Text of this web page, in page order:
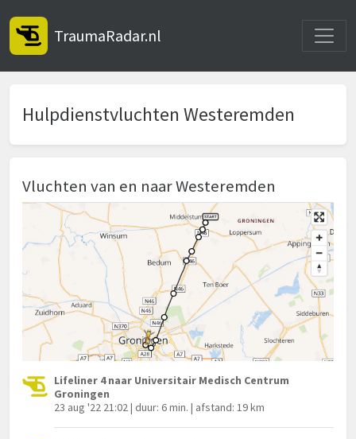
TraumaRadar.nl
Hulpdienstvluchten Westeremden
Vluchten van en naar Westeremden
Lifeliner 4 naar Universitair Medisch Centrum
Groningen
23 aug '22 21:02 | duur: 6 min. | afstand: 19 km